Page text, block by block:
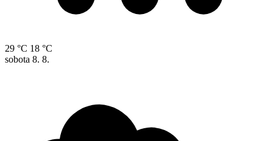
29 °C 18 °C
sobota 8. 8.